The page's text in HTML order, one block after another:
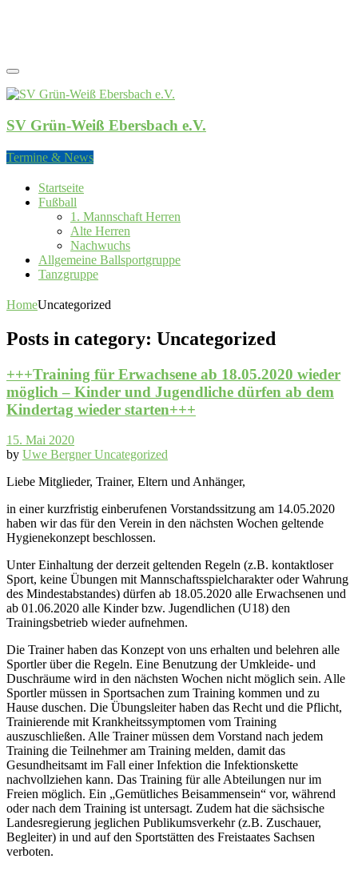
SV Grün-Weiß Ebersbach e.V.
Termine & News
Startseite
Fußball
1. Mannschaft Herren
Alte Herren
Nachwuchs
Allgemeine Ballsportgruppe
Tanzgruppe
HomeUncategorized
Posts in category: Uncategorized
+++Training für Erwachsene ab 18.05.2020 wieder
möglich – Kinder und Jugendliche dürfen ab dem
Kindertag wieder starten+++
15. Mai 2020
by Uwe BergnerUncategorized
Liebe Mitglieder, Trainer, Eltern und Anhänger,
in einer kurzfristig einberufenen Vorstandssitzung am 14.05.2020
haben wir das für den Verein in den nächsten Wochen geltende
Hygienekonzept beschlossen.
Unter Einhaltung der derzeit geltenden Regeln (z.B. kontaktloser
Sport, keine Übungen mit Mannschaftsspielcharakter oder Wahrung
des Mindestabstandes) dürfen ab 18.05.2020 alle Erwachsenen und
ab 01.06.2020 alle Kinder bzw. Jugendlichen (U18) den
Trainingsbetrieb wieder aufnehmen.
Die Trainer haben das Konzept von uns erhalten und belehren alle
Sportler über die Regeln. Eine Benutzung der Umkleide- und
Duschräume wird in den nächsten Wochen nicht möglich sein. Alle
Sportler müssen in Sportsachen zum Training kommen und zu
Hause duschen. Die Übungsleiter haben das Recht und die Pflicht,
Trainierende mit Krankheitssymptomen vom Training
auszuschließen. Alle Trainer müssen dem Vorstand nach jedem
Training die Teilnehmer am Training melden, damit das
Gesundheitsamt im Fall einer Infektion die Infektionskette
nachvollziehen kann. Das Training für alle Abteilungen nur im
Freien möglich. Ein „Gemütliches Beisammensein“ vor, während
oder nach dem Training ist untersagt. Zudem hat die sächsische
Landesregierung jeglichen Publikumsverkehr (z.B. Zuschauer,
Begleiter) in und auf den Sportstätten des Freistaates Sachsen
verboten.